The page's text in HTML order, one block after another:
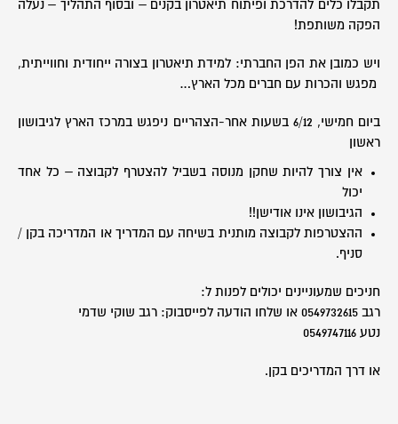
תקבלו כלים להדרכת ופיתוח תיאטרון בקנים – ובסוף התהליך – נעלה
הפקה משותפת!
ויש כמובן את הפן החברתי: למידת תיאטרון בצורה ייחודית וחווייתית,
מפגש והכרות עם חברים מכל הארץ…
ביום חמישי, 6/12 בשעות אחר-הצהריים ניפגש במרכז הארץ לגיבושון
ראשון
אין צורך להיות שחקן מנוסה בשביל להצטרף לקבוצה – כל אחד
יכול
הגיבושון אינו אודישן!!
ההצטרפות לקבוצה מותנית בשיחה עם המדריך או המדריכה בקן /
סניף.
חניכים שמעוניינים יכולים לפנות ל:
רגב 0549732615 או שלחו הודעה לפייסבוק: רגב שוקי שדמי
נטע 0549747116
או דרך המדריכים בקן.